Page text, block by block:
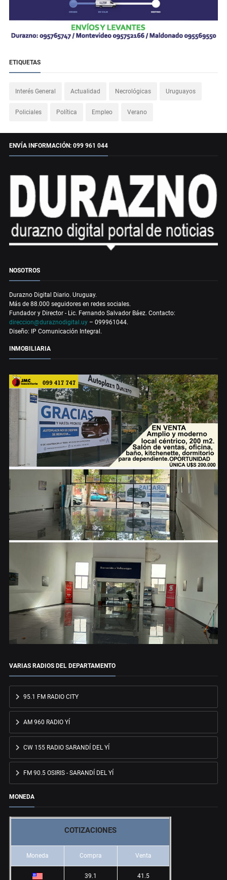
ETIQUETAS
Interés General Actualidad Necrológicas Uruguayos
Policiales Política Empleo Verano
ENVÍA INFORMACIÓN: 099 961 044
NOSOTROS
Durazno Digital Diario. Uruguay.
Más de 88.000 seguidores en redes sociales.
Fundador y Director - Lic. Fernando Salvador Báez. Contacto:
direccion@duraznodigital.uy – 099961044.
Diseño: IP Comunicación Integral.
INMOBILIARIA
VARIAS RADIOS DEL DEPARTAMENTO
95.1 FM RADIO CITY
AM 960 RADIO YÍ
CW 155 RADIO SARANDÍ DEL YÍ
FM 90.5 OSIRIS - SARANDÍ DEL YÍ
MONEDA
COTIZACIONES
Moneda Compra Venta
39.1 41.5